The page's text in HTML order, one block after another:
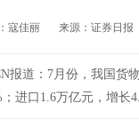
寇佳丽 来源： 证券日报
报道： 7月份，我国货
进口1.6万亿元，增长